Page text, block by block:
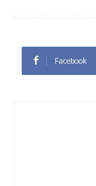
Facebook